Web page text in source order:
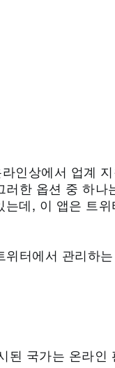
인상에서 업계
러한 옵션 중 하나
데, 이 앱은 트위
터에서 관리하
된 국가는 온라인